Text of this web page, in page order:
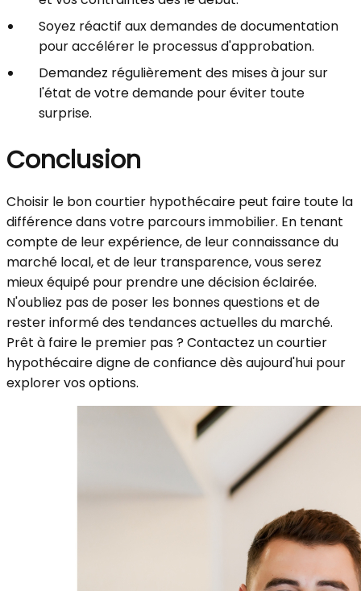
Soyez réactif aux demandes de documentation
pour accélérer le processus d'approbation.
Demandez régulièrement des mises à jour sur
l'état de votre demande pour éviter toute
surprise.
Conclusion
Choisir le bon courtier hypothécaire peut faire toute la
différence dans votre parcours immobilier. En tenant
compte de leur expérience, de leur connaissance du
marché local, et de leur transparence, vous serez
mieux équipé pour prendre une décision éclairée.
N'oubliez pas de poser les bonnes questions et de
rester informé des tendances actuelles du marché.
Prêt à faire le premier pas ? Contactez un courtier
hypothécaire digne de confiance dès aujourd'hui pour
explorer vos options.